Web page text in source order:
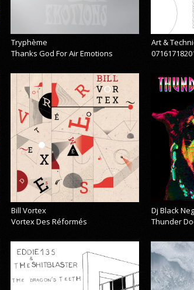
Tryphème
Thanks God For Air Emotions
Art &
Bill Vortex
Vortex Des Réformés
Dj Black
Thunder